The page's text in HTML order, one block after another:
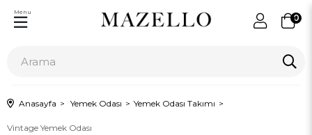
0
Menu
Anasayfa Yemek Odası Yemek Odası Takımı
Vintage Yemek Odası